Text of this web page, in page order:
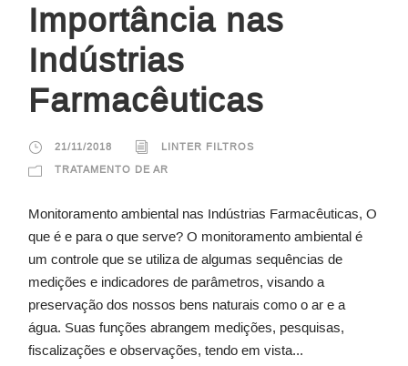
Importância nas
Indústrias
Farmacêuticas
21/11/2018 LINTER FILTROS
TRATAMENTO DE AR
Monitoramento ambiental nas Indústrias Farmacêuticas, O
que é e para o que serve? O monitoramento ambiental é
um controle que se utiliza de algumas sequências de
medições e indicadores de parâmetros, visando a
preservação dos nossos bens naturais como o ar e a
água. Suas funções abrangem medições, pesquisas,
fiscalizações e observações, tendo em vista...